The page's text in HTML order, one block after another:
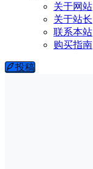
关于网站
关于站长
联系本站
购买指南
投稿